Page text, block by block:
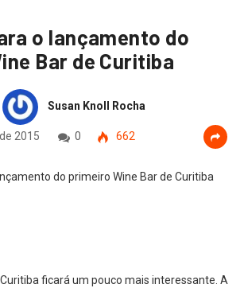
o lançamento do
Bar de Curitiba
Susan Knoll Rocha
2015 0 662
ficará um pouco mais interessante. A